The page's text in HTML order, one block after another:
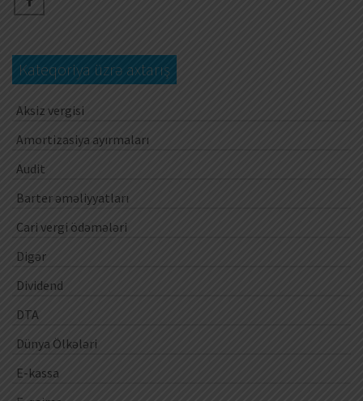
Kateqoriya üzrə axtarış
Aksiz vergisi
Amortizasiya ayırmaları
Audit
Barter əməliyyatları
Cari vergi ödəmələri
Digər
Dividend
DTA
Dünya Ölkələri
E-kassa